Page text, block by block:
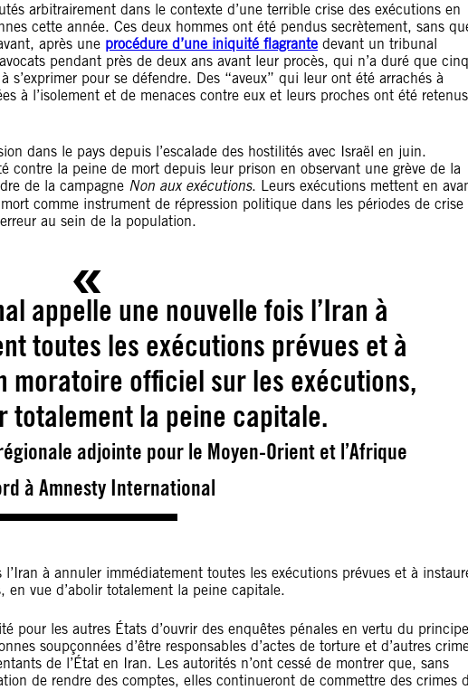
arbitrairement dans le contexte d’une terrible crise des exécutions en
cette année. Ces deux hommes ont été pendus secrètement, sans
après une procédure d’une iniquité flagrante devant un tribunal
pendant près de deux ans avant leur procès, qui n’a duré que cinq
s’exprimer pour se défendre. Des “aveux” qui leur ont été arrachés à
à l’isolement et de menaces contre eux et leurs proches ont été retenus
dans le pays depuis l’escalade des hostilités avec Israël en juin.
contre la peine de mort depuis leur prison en observant une grève de la
de la campagne Non aux exécutions. Leurs exécutions mettent en
comme instrument de répression politique dans les périodes de crise
au sein de la population.
appelle une nouvelle fois l’Iran à
toutes les exécutions prévues et à
moratoire officiel sur les exécutions,
totalement la peine capitale.
adjointe pour le Moyen-Orient et l’Afrique
à Amnesty International
à annuler immédiatement toutes les exécutions prévues et à
vue d’abolir totalement la peine capitale.
pour les autres États d’ouvrir des enquêtes pénales en vertu du principe
soupçonnées d’être responsables d’actes de torture et d’autres
de l’État en Iran. Les autorités n’ont cessé de montrer que, sans
de rendre des comptes, elles continueront de commettre des crimes